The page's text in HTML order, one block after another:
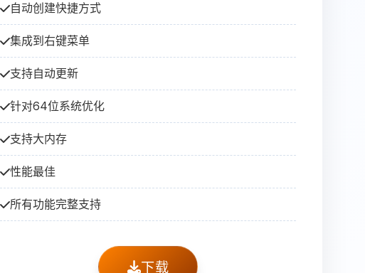
自动创建快捷方式
集成到右键菜单
支持自动更新
针对64位系统优化
支持大内存
性能最佳
所有功能完整支持
下载